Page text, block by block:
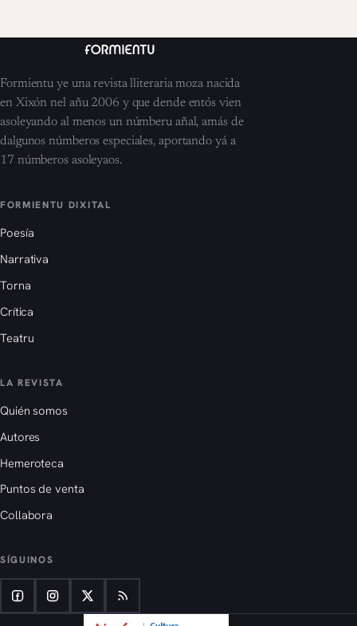
Formientu ye una revista lliteraria moza nacida
en Xixón nel añu 2006 y que dende entós vien
asoleyando al menos un númberu añal, amás de
dalgunos númberos especiales, aportando yá a
17 númberos asoleyaos.
FORMIENTU DIXITAL
Poesía
Narrativa
Torna
Crítica
Teatru
LA REVISTA
Quién somos
Autores
Hemeroteca
Puntos de venta
Collabora
SÍGUINOS